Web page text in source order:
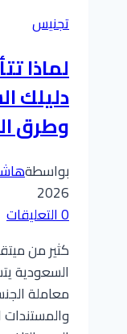
تجنيس
لماذا
وطرق
بواسطة
2026
0 التعليقات
كثير من
السعودية
معاملة